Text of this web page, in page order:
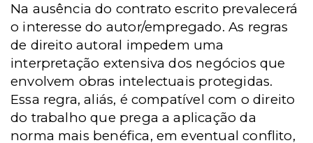
Na ausência do contrato escrito prevalecerá
o interesse do autor/empregado. As regras
de direito autoral impedem uma
interpretação extensiva dos negócios que
envolvem obras intelectuais protegidas.
Essa regra, aliás, é compatível com o direito
do trabalho que prega a aplicação da
norma mais benéfica, em eventual conflito,